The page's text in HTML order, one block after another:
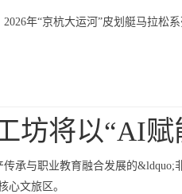
年“京杭大运河”皮划艇马拉松
坊将以“AI赋
承与职业教育融合发展的&ldquo;
心文旅区。